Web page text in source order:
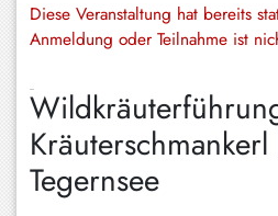
Diese Veranstaltung hat bereits
Anmeldung oder Teilnahme ist
Tegernsee
Elbach
Großhartpenning
Hausham